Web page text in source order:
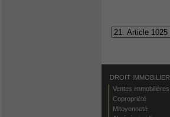
DROIT IMMOBILIER
Ventes immobilières
Copropriété
Mitoyenneté